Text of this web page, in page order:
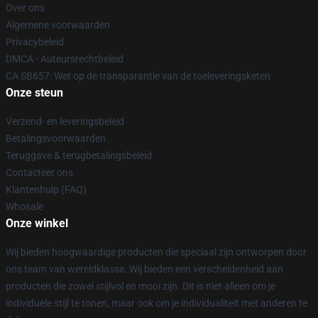
Over ons
Algemene voorwaarden
Privacybeleid
DMCA - Auteursrechtbeleid
CA SB657: Wet op de transparantie van de toeleveringsketen
Onze steun
Verzend- en leveringsbeleid
Betalingsvoorwaarden
Teruggave & terugbetalingsbeleid
Contacteer ons
Klantenhulp (FAQ)
Whosale
Onze winkel
Wij bieden hoogwaardige producten die speciaal zijn ontworpen door
ons team van wereldklasse. Wij bieden een verscheidenheid aan
producten die zowel stijlvol en mooi zijn. Dit is niet alleen om je
individuele stijl te tonen, maar ook om je individualiteit met anderen te